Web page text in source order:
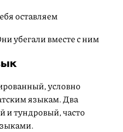
оставляем
убегали вместе с ним
условно
языкам. Два
и тундровый, часто